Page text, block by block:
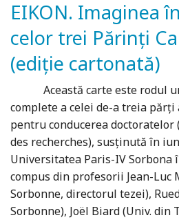
EIKON. Imaginea
celor trei Părinți
(ediție cartonată)
Această carte este rodul
complete a celei de-a treia
pentru conducerea
des recherches), susținută în
Universitatea Paris-IV
compus din profesorii Jean-Luc
Sorbonne, directorul tezei),
Sorbonne), Joël Biard (Univ. din